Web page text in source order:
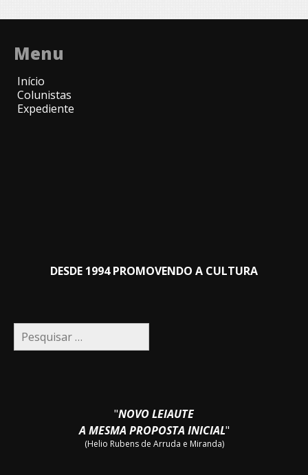
Menu
Início
Colunistas
Expediente
DESDE 1994 PROMOVENDO A CULTURA
Pesquisar
por:
"NOVO LEIAUTE
A MESMA PROPOSTA INICIAL"
(Helio Rubens de Arruda e Miranda)